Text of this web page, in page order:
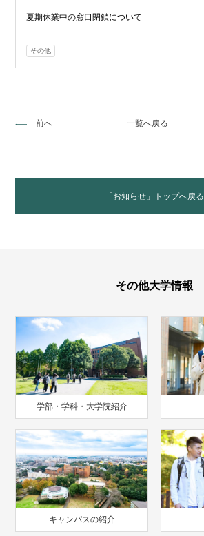
夏期休業中の窓口閉鎖について
その他
前へ 一覧へ戻る
「お知らせ」トップへ戻る
その他大学情報
学部・学科・大学院紹介
キャンパスの紹介